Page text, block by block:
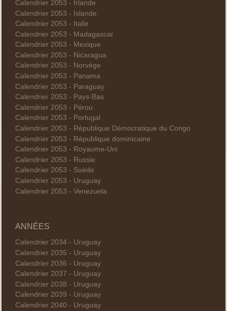
Calendrier 2053 - Irlande
Calendrier 2053 - Islande
Calendrier 2053 - Italie
Calendrier 2053 - Madagascar
Calendrier 2053 - Mexique
Calendrier 2053 - Nicaragua
Calendrier 2053 - Norvège
Calendrier 2053 - Panama
Calendrier 2053 - Paraguay
Calendrier 2053 - Pays-Bas
Calendrier 2053 - Pérou
Calendrier 2053 - Portugal
Calendrier 2053 - République Démocratique du Congo
Calendrier 2053 - République dominicaine
Calendrier 2053 - Royaume-Uni
Calendrier 2053 - Russie
Calendrier 2053 - Suède
Calendrier 2053 - Uruguay
Calendrier 2053 - Venezuela
ANNÉES
Calendrier 2034 - Uruguay
Calendrier 2035 - Uruguay
Calendrier 2036 - Uruguay
Calendrier 2037 - Uruguay
Calendrier 2038 - Uruguay
Calendrier 2039 - Uruguay
Calendrier 2040 - Uruguay